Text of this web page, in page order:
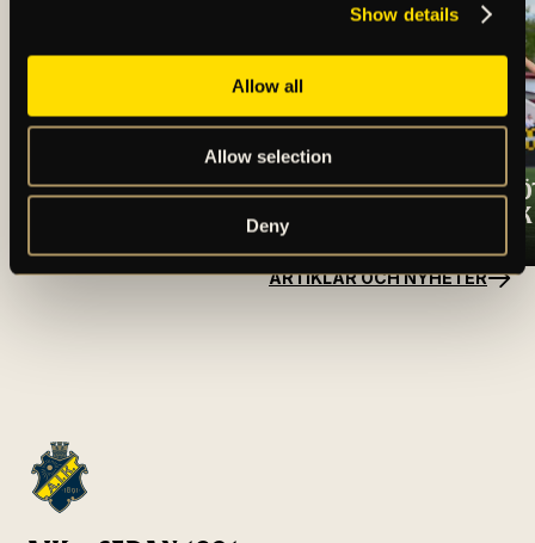
Show details
Allow all
Allow selection
Deny
TRUPPEN MOT
OSCARSSON
SEGERN TILL AIK
ARTIKLAR OCH NYHETER